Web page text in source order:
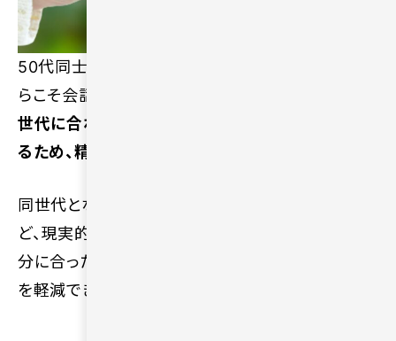
50代同士の出会いは、価値観や人生経験が近いか
らこそ会話が弾みやすいのが特徴です。
世代に合わせる必要がなく、自然体で関係を築け
るため、精神的な負担も少なくて済みます。
同世代とならば、老後の生活スタイルや健康面な
ど、現実的で深い話もしやすいでしょう。年齢層が自
分に合った環境を選ぶことで、出会いに対する不安
を軽減できます。